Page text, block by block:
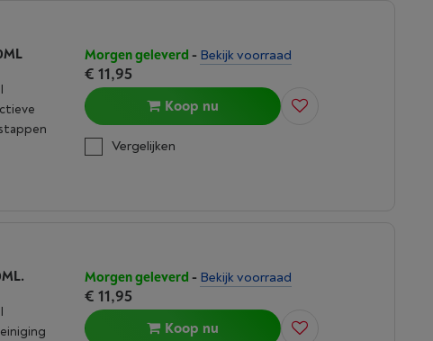
Morgen geleverd - Bekijk voorraad
€ 11,95
Koop nu
Vergelijken
Morgen geleverd - Bekijk voorraad
€ 11,95
Koop nu